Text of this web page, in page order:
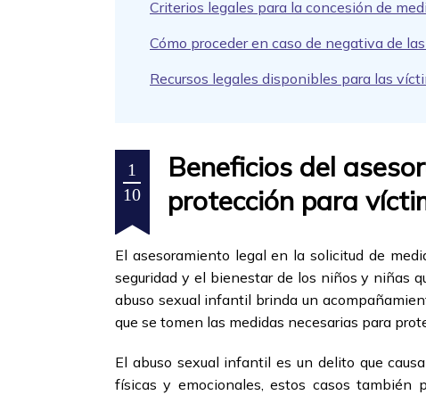
Criterios legales para la concesión de
Cómo proceder en caso de negativa de
Recursos legales disponibles para las
1
10
Beneficios del
protección para
El asesoramiento legal en la solicitud de
seguridad y el bienestar de los niños y niñas
abuso sexual infantil brinda un
que se tomen las medidas necesarias para
El abuso sexual infantil es un delito que
físicas y emocionales, estos casos también